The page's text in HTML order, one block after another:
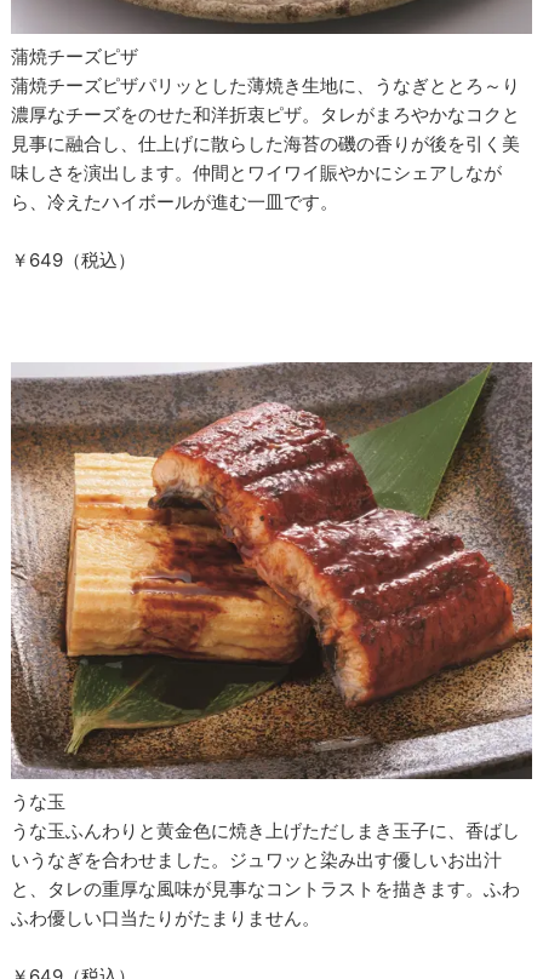
蒲焼チーズピザ
蒲焼チーズピザパリッとした薄焼き生地に、うなぎととろ～り
濃厚なチーズをのせた和洋折衷ピザ。タレがまろやかなコクと
見事に融合し、仕上げに散らした海苔の磯の香りが後を引く美
味しさを演出します。仲間とワイワイ賑やかにシェアしなが
ら、冷えたハイボールが進む一皿です。
￥649（税込）
うな玉
うな玉ふんわりと黄金色に焼き上げただしまき玉子に、香ばし
いうなぎを合わせました。ジュワッと染み出す優しいお出汁
と、タレの重厚な風味が見事なコントラストを描きます。ふわ
ふわ優しい口当たりがたまりません。